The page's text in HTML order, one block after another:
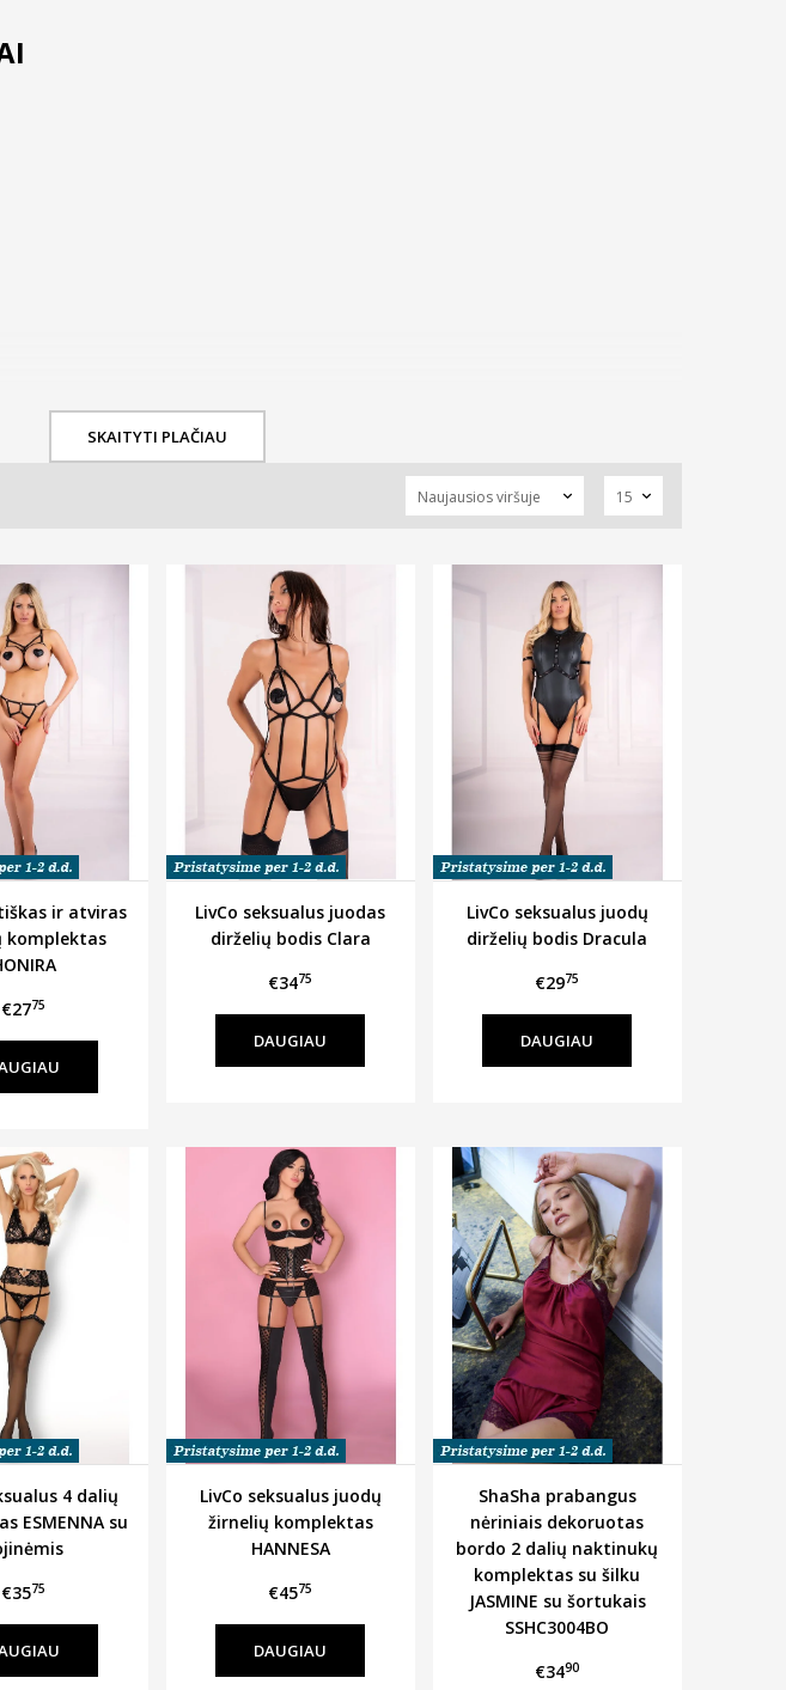
SKAITYTI PLAČIAU
ir atviras
komplektas
€2775
LivCo seksualus juodas
dirželių bodis Clara
€3475
DAUGIAU
LivCo seksualus juodų
dirželių bodis Dracula
€2975
DAUGIAU
4 dalių
ESMENNA su
€3575
LivCo seksualus juodų
žirnelių komplektas
HANNESA
€4575
DAUGIAU
ShaSha prabangus
nėriniais dekoruotas
bordo 2 dalių naktinukų
komplektas su šilku
JASMINE su šortukais
SSНС3004BO
€3490